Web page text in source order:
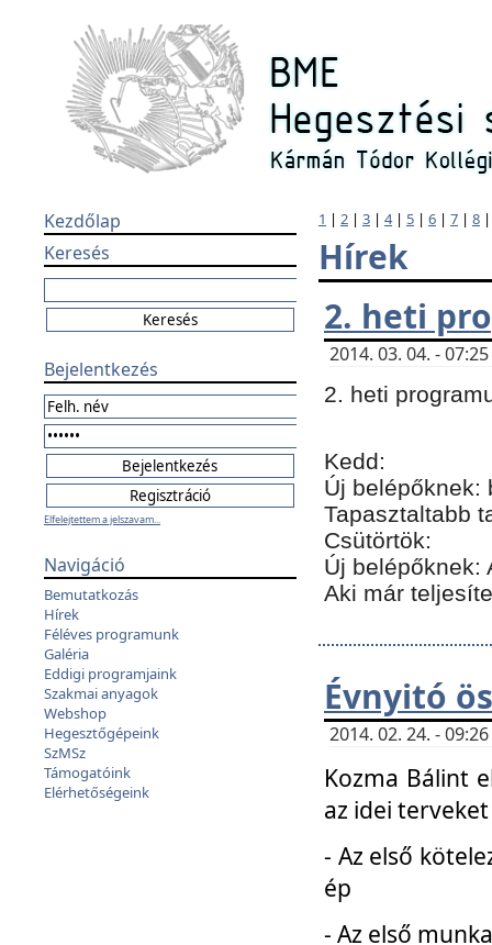
Kezdőlap
Keresés
Bejelentkezés
Elfelejtettem a jelszavam...
Navigáció
Bemutatkozás
Hírek
Féléves programunk
Galéria
Eddigi programjaink
Szakmai anyagok
Webshop
Hegesztőgépeink
SzMSz
Támogatóink
Elérhetőségeink
1 | 2 | 3 | 4| 5 | 6 | 7 | 8
Hírek
2. heti
2014. 03. 04. -
2. heti
Kedd:
Új belépőknek:
Tapasztaltabb
Csütörtök:
Új belépőknek:
Aki már
Évnyitó
2014. 02. 24. -
Kozma Bálint
az idei
- Az első
ép
- Az első